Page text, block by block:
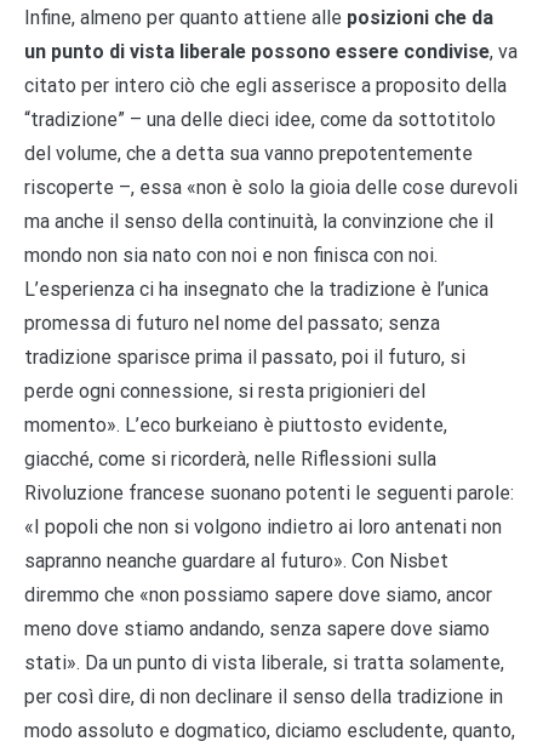
Infine, almeno per quanto attiene alle posizioni che da
un punto di vista liberale possono essere condivise, va
citato per intero ciò che egli asserisce a proposito della
“tradizione” – una delle dieci idee, come da sottotitolo
del volume, che a detta sua vanno prepotentemente
riscoperte –, essa «non è solo la gioia delle cose durevoli
ma anche il senso della continuità, la convinzione che il
mondo non sia nato con noi e non finisca con noi.
L’esperienza ci ha insegnato che la tradizione è l’unica
promessa di futuro nel nome del passato; senza
tradizione sparisce prima il passato, poi il futuro, si
perde ogni connessione, si resta prigionieri del
momento». L’eco burkeiano è piuttosto evidente,
giacché, come si ricorderà, nelle Riflessioni sulla
Rivoluzione francese suonano potenti le seguenti parole:
«I popoli che non si volgono indietro ai loro antenati non
sapranno neanche guardare al futuro». Con Nisbet
diremmo che «non possiamo sapere dove siamo, ancor
meno dove stiamo andando, senza sapere dove siamo
stati». Da un punto di vista liberale, si tratta solamente,
per così dire, di non declinare il senso della tradizione in
modo assoluto e dogmatico, diciamo escludente, quanto,